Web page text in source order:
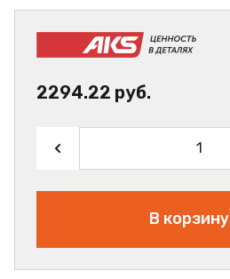
2294.22 руб.
В корзину